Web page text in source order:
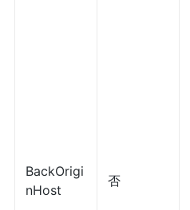
BackOrigi
nHost
否